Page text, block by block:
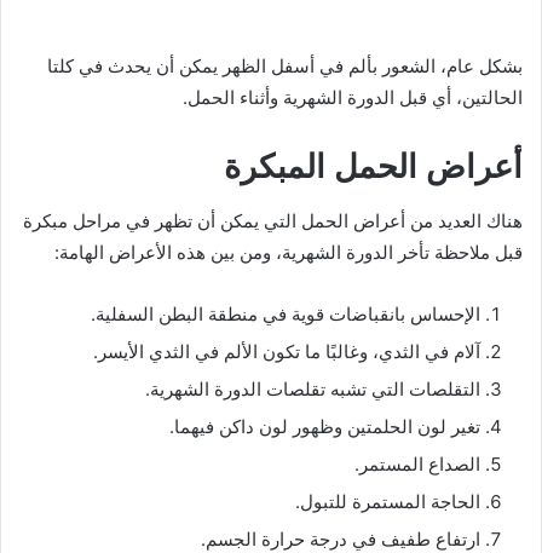
بشكل عام، الشعور بألم في أسفل الظهر يمكن أن يحدث في كلتا
الحالتين، أي قبل الدورة الشهرية وأثناء الحمل.
أعراض الحمل المبكرة
هناك العديد من أعراض الحمل التي يمكن أن تظهر في مراحل مبكرة
قبل ملاحظة تأخر الدورة الشهرية، ومن بين هذه الأعراض الهامة:
الإحساس بانقباضات قوية في منطقة البطن السفلية.
آلام في الثدي، وغالبًا ما تكون الألم في الثدي الأيسر.
التقلصات التي تشبه تقلصات الدورة الشهرية.
تغير لون الحلمتين وظهور لون داكن فيهما.
الصداع المستمر.
الحاجة المستمرة للتبول.
ارتفاع طفيف في درجة حرارة الجسم.